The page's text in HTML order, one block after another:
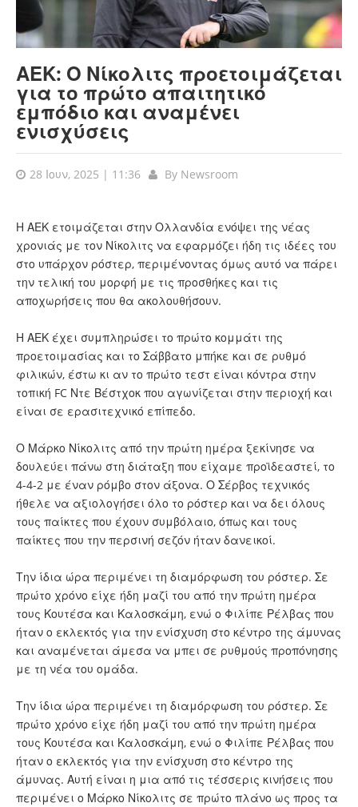
ΑΕΚ: Ο Νίκολιτς προετοιμάζεται
για το πρώτο απαιτητικό
εμπόδιο και αναμένει
ενισχύσεις
28 Ιουν, 2025 | 11:36 By Newsroom
Η ΑΕΚ ετοιμάζεται στην Ολλανδία ενόψει της νέας
χρονιάς με τον Νίκολιτς να εφαρμόζει ήδη τις ιδέες του
στο υπάρχον ρόστερ, περιμένοντας όμως αυτό να πάρει
την τελική του μορφή με τις προσθήκες και τις
αποχωρήσεις που θα ακολουθήσουν.
Η ΑΕΚ έχει συμπληρώσει το πρώτο κομμάτι της
προετοιμασίας και το Σάββατο μπήκε και σε ρυθμό
φιλικών, έστω κι αν το πρώτο τεστ είναι κόντρα στην
τοπική FC Ντε Βέστχοκ που αγωνίζεται στην περιοχή και
είναι σε ερασιτεχνικό επίπεδο.
Ο Μάρκο Νίκολιτς από την πρώτη ημέρα ξεκίνησε να
δουλεύει πάνω στη διάταξη που είχαμε προϊδεαστεί, το
4-4-2 με έναν ρόμβο στον άξονα. Ο Σέρβος τεχνικός
ήθελε να αξιολογήσει όλο το ρόστερ και να δει όλους
τους παίκτες που έχουν συμβόλαιο, όπως και τους
παίκτες που την περσινή σεζόν ήταν δανεικοί.
Την ίδια ώρα περιμένει τη διαμόρφωση του ρόστερ. Σε
πρώτο χρόνο είχε ήδη μαζί του από την πρώτη ημέρα
τους Κουτέσα και Καλοσκάμη, ενώ ο Φιλίπε Ρέλβας που
ήταν ο εκλεκτός για την ενίσχυση στο κέντρο της άμυνας
και αναμένεται άμεσα να μπει σε ρυθμούς προπόνησης
με τη νέα του ομάδα.
Την ίδια ώρα περιμένει τη διαμόρφωση του ρόστερ. Σε
πρώτο χρόνο είχε ήδη μαζί του από την πρώτη ημέρα
τους Κουτέσα και Καλοσκάμη, ενώ ο Φιλίπε Ρέλβας που
ήταν ο εκλεκτός για την ενίσχυση στο κέντρο της
άμυνας. Αυτή είναι η μια από τις τέσσερις κινήσεις που
περιμένει ο Μάρκο Νίκολιτς σε πρώτο πλάνο ως προς τα